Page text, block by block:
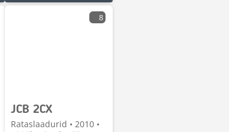
8
JCB 2CX
Rataslaadurid • 2010 •